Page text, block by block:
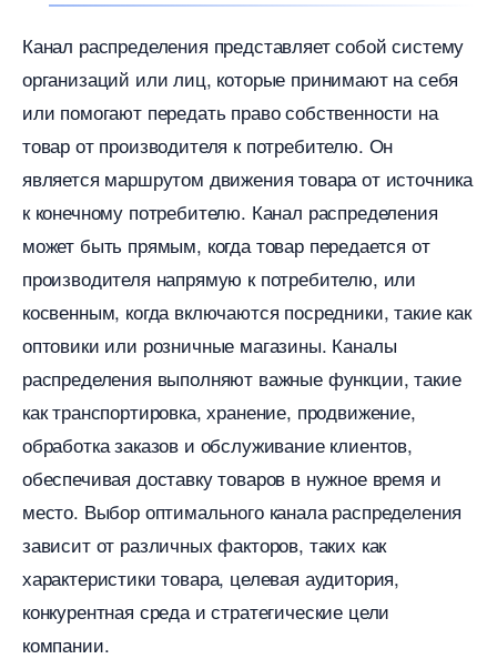
Канал распределения представляет собой систему
организаций или лиц, которые принимают на себя
или помогают передать право собственности на
товар от производителя к потребителю.​ Он
является маршрутом движения товара от источника
к конечному потребителю.​ Канал распределения
может быть прямым, когда товар передается от
производителя напрямую к потребителю, или
косвенным, когда включаются посредники, такие как
оптовики или розничные магазины. Каналы
распределения выполняют важные функции, такие
как транспортировка, хранение, продвижение,
обработка заказов и обслуживание клиентов,
обеспечивая доставку товаров в нужное время и
место. Выбор оптимального канала распределения
зависит от различных факторов, таких как
характеристики товара, целевая аудитория,
конкурентная среда и стратегические цели
компании.​